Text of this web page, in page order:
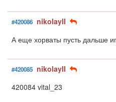
#420086 nikolayII
А еще хорваты пусть дальше
#420085 nikolayII
420084 vital_23